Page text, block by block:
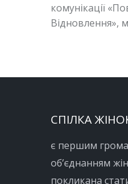
комунікації
Відновлення»,
СПІЛКА
є першим
об’єднанням
покликана